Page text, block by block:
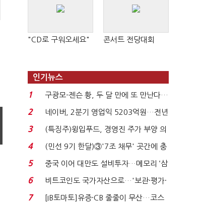
"CD로 구워오세요" 콘서트 전당대회
인기뉴스
1
구광모-젠슨 황, 두 달 만에 또 만난다…
로봇·AI 등 논...
2
네이버, 2분기 영업익 5203억원…전년
비 0.2% 감소...
3
(특징주)윙입푸드, 경영진 주가 부양 의
지에 상한가...
4
(민선 9기 한달)③'7조 채무' 곳간에 충
격…추미애, 20년...
5
중국 이어 대만도 설비투자…메모리 ‘삼
국전쟁’
6
비트코인도 국가자산으로…'보관·평가·
처분' 기준은 ...
7 [IB토마토]유증·CB 줄줄이 무산…코스